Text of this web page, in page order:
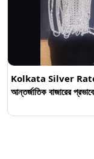
Kolkata Silver Rate
আন্তর্জাতিক বাজারের